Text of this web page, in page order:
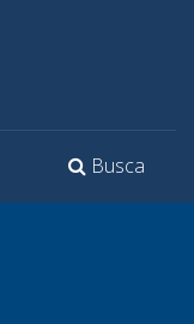
Toggle
Busca